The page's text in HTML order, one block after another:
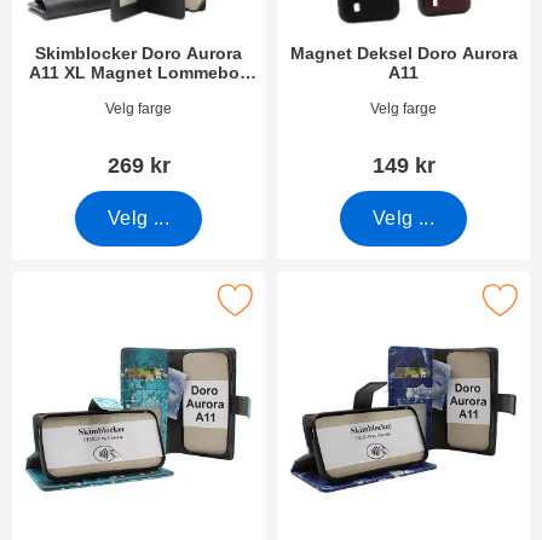
Skimblocker Doro Aurora
A11 XL Magnet Lommebok
Varenummer 53454
Velg farge
269 kr
Velg ...
Magnet Deksel Doro Aurora
A11
Varenummer 53456
Velg farge
149 kr
Velg ...
Doro Aurora A11 Lommebok Deksel Design som
Merk skimblocker Doro Aurora A11